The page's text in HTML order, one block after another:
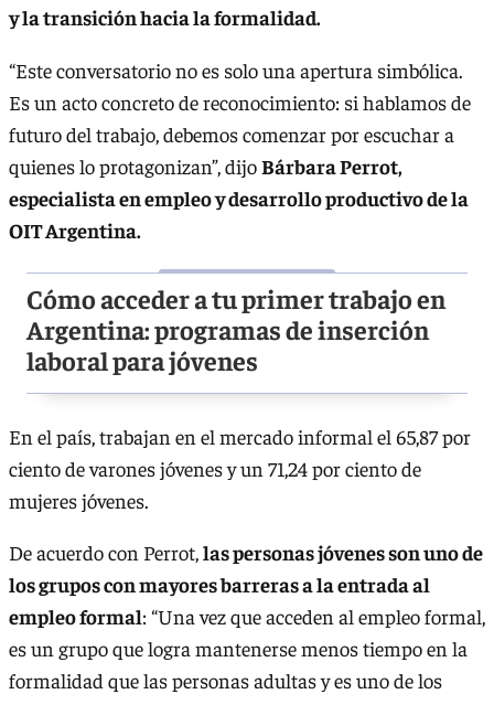
y la transición hacia la formalidad.
“Este conversatorio no es solo una apertura simbólica.
Es un acto concreto de reconocimiento: si hablamos de
futuro del trabajo, debemos comenzar por escuchar a
quienes lo protagonizan”, dijoBárbara Perrot,
especialista en empleo y desarrollo productivo de la
OIT Argentina.
Cómo acceder a tu primer trabajo en
Argentina: programas de inserción
laboral para jóvenes
En el país, trabajan en el mercado informal el 65,87 por
ciento de varones jóvenes y un 71,24 por ciento de
mujeres jóvenes.
De acuerdo con Perrot,las personas jóvenes son uno de
los grupos con mayores barreras a la entrada al
empleo formal: “Una vez que acceden al empleo formal,
es un grupo que logra mantenerse menos tiempo en la
formalidad que las personas adultas y es uno de los